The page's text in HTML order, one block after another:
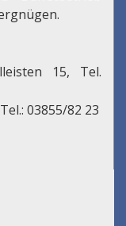
15, Tel.
03855/82 23